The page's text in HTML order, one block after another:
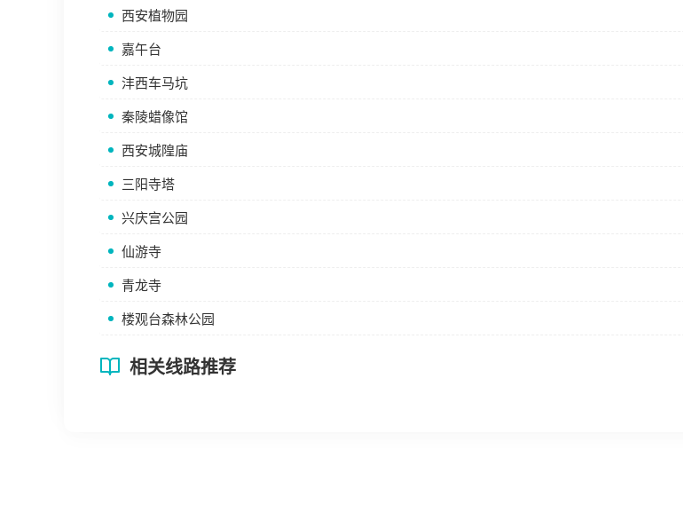
西安植物园
嘉午台
沣西车马坑
秦陵蜡像馆
西安城隍庙
三阳寺塔
兴庆宫公园
仙游寺
青龙寺
楼观台森林公园
相关线路推荐